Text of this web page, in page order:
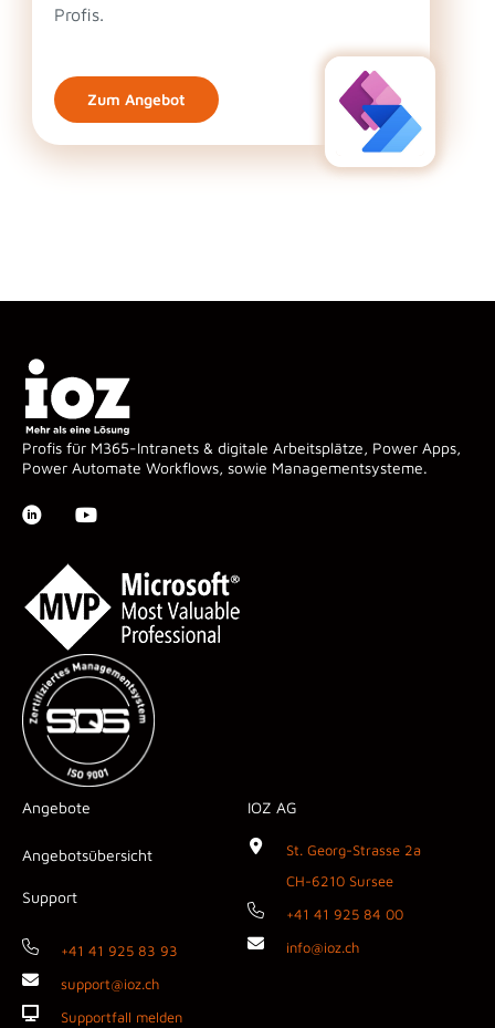
Profis.
Zum Angebot
Profis für M365-Intranets & digitale Arbeitsplätze, Power Apps,
Power Automate Workflows, sowie Managementsysteme.
Angebote
Angebotsübersicht
Support
+41 41 925 83 93
support@ioz.ch
Supportfall melden
IOZ AG
St. Georg-Strasse 2a
CH-6210 Sursee
+41 41 925 84 00
info@ioz.ch